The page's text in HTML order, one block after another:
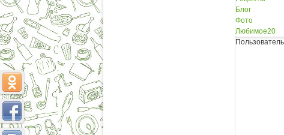
Блог
Фото
Любимое20